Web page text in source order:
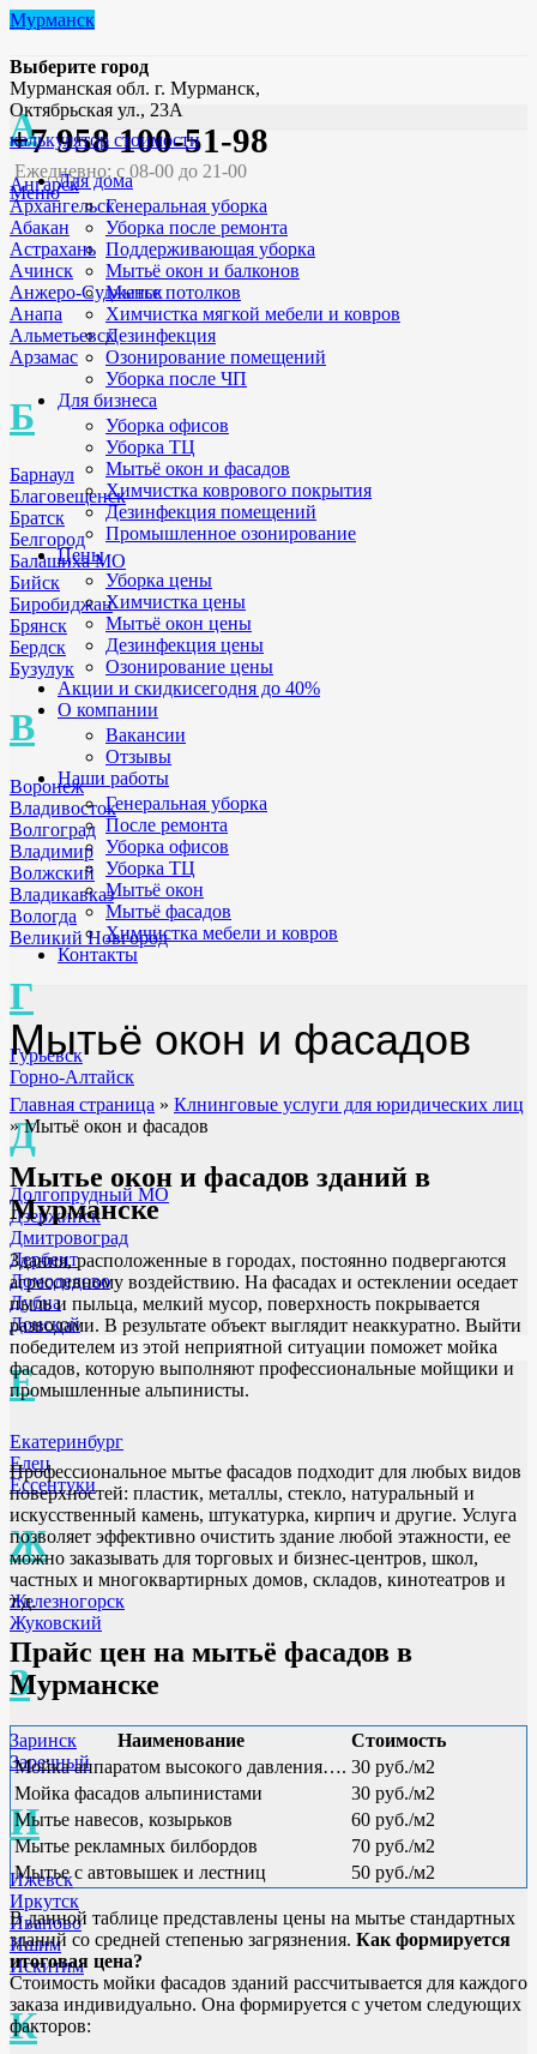
Мурманск
Выберите город
А
Ангарск
Архангельск
Абакан
Астрахань
Ачинск
Анжеро-Судженск
Анапа
Альметьевск
Арзамас
Б
Барнаул
Благовещенск
Братск
Белгород
Балашиха МО
Бийск
Биробиджан
Брянск
Бердск
Бузулук
В
Воронеж
Владивосток
Волгоград
Владимир
Волжский
Владикавказ
Вологда
Великий Новгород
Г
Гурьевск
Горно-Алтайск
Д
Долгопрудный МО
Дзержинск
Дмитровоград
Дербент
Домодедово
Дубна
Донской
Е
Екатеринбург
Елец
Ессентуки
Ж
Железногорск
Жуковский
З
Заринск
Заречный
И
Ижевск
Иркутск
Иваново
Ишим
Искитим
К
Мурманская обл. г. Мурманск,
Октябрьская ул., 23А
+7 958 100-51-98
Ежедневно: с 08-00 до 21-00
Меню
калькулятор стоимости
Для дома
Генеральная уборка
Уборка после ремонта
Поддерживающая уборка
Мытьё окон и балконов
Мытье потолков
Химчистка мягкой мебели и ковров
Дезинфекция
Озонирование помещений
Уборка после ЧП
Для бизнеса
Уборка офисов
Уборка ТЦ
Мытьё окон и фасадов
Химчистка коврового покрытия
Дезинфекция помещений
Промышленное озонирование
Цены
Уборка цены
Химчистка цены
Мытьё окон цены
Дезинфекция цены
Озонирование цены
Акции и скидкисегодня до 40%
О компании
Вакансии
Отзывы
Наши работы
Генеральная уборка
После ремонта
Уборка офисов
Уборка ТЦ
Мытьё окон
Мытьё фасадов
Химчистка мебели и ковров
Контакты
Мытьё окон и фасадов
Главная страница » Клнинговые услуги для юридических лиц
»Мытьё окон и фасадов
Мытье окон и фасадов зданий в
Мурманске
Здания, расположенные в городах, постоянно подвергаются
агрессивному воздействию. На фасадах и остеклении оседает
пыль и пыльца, мелкий мусор, поверхность покрывается
разводами. В результате объект выглядит неаккуратно. Выйти
победителем из этой неприятной ситуации поможет мойка
фасадов, которую выполняют профессиональные мойщики и
промышленные альпинисты.
Профессиональное мытье фасадов подходит для любых видов
поверхностей: пластик, металлы, стекло, натуральный и
искусственный камень, штукатурка, кирпич и другие. Услуга
позволяет эффективно очистить здание любой этажности, ее
можно заказывать для торговых и бизнес-центров, школ,
частных и многоквартирных домов, складов, кинотеатров и
т.д.
Прайс цен на мытьё фасадов в
Мурманске
Наименование
Стоимость
Мойка аппаратом высокого давления…. 30 руб./м2
Мойка фасадов альпинистами
30 руб./м2
Мытье навесов, козырьков
60 руб./м2
Мытье рекламных билбордов
70 руб./м2
Мытье с автовышек и лестниц
50 руб./м2
В данной таблице представлены цены на мытье стандартных
зданий со средней степенью загрязнения. Как формируется
итоговая цена?
Стоимость мойки фасадов зданий рассчитывается для каждого
заказа индивидуально. Она формируется с учетом следующих
факторов: